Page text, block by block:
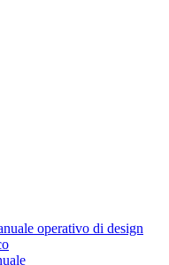
operativo di design